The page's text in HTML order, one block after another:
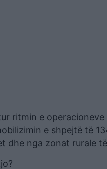
ritmin e
e shpejtë të
dhe nga zonat rurale